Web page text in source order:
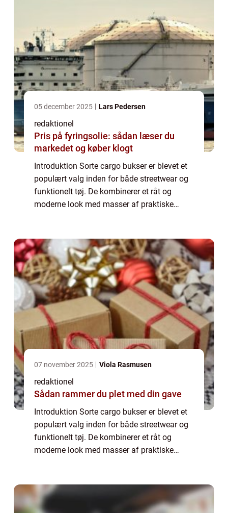
05 december 2025 Lars Pedersen
redaktionel
Pris på fyringsolie: sådan læser du
markedet og køber klogt
Introduktion Sorte cargo bukser er blevet et
populært valg inden for både streetwear og
funktionelt tøj. De kombinerer et råt og
moderne look med masser af praktiske
07 november 2025 Viola Rasmusen
redaktionel
Sådan rammer du plet med din gave
Introduktion Sorte cargo bukser er blevet et
populært valg inden for både streetwear og
funktionelt tøj. De kombinerer et råt og
moderne look med masser af praktiske